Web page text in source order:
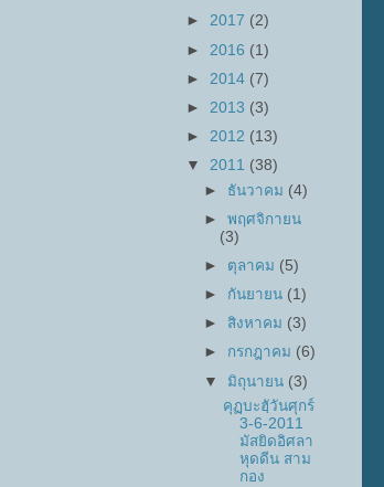
► 2017 (2)
► 2016 (1)
► 2014 (7)
► 2013 (3)
► 2012 (13)
▼ 2011 (38)
► ธันวาคม (4)
►พฤศจิกายน
(3)
► ตุลาคม (5)
► กันยายน (1)
► สิงหาคม (3)
► กรกฎาคม (6)
▼ มิถุนายน (3)
คุฏบะฮฺัวันศุกร์
3-6-2011
มัสยิดอิศลา
หุดดีน สาม
กอง